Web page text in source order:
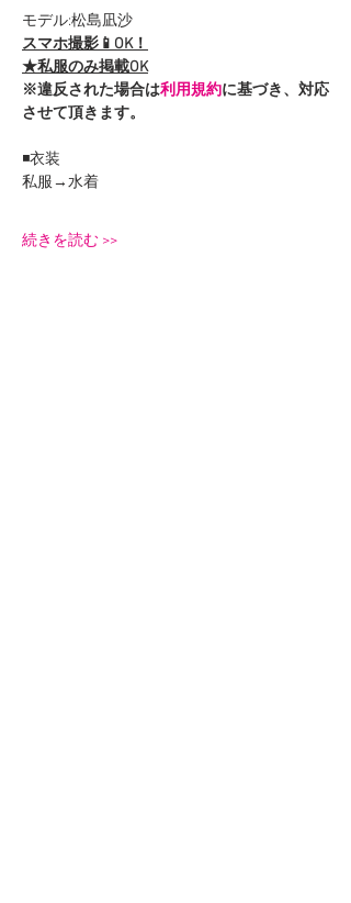
モデル:松島凪沙
スマホ撮影📱OK！
★私服のみ掲載OK
※違反された場合は利用規約に基づき、対応
させて頂きます。
◾️衣装
私服→水着
続きを読む >>